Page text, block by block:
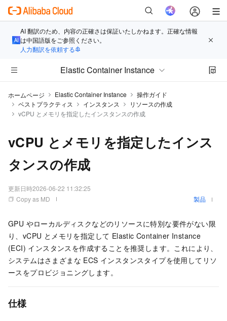
AI 翻訳のため、内容の正確さは保証いたしかねます。正確な情報
は中国語版をご参照ください。
人力翻訳を依頼する
Elastic Container Instance
ホームページ Elastic Container Instance
操作ガイド
ベストプラクティス
インスタンス
リソースの作成
vCPU とメモリを指定したインスタンスの作成
vCPU とメモリを指定したインス
タンスの作成
更新日時2026-06-22 11:32:25
Copy as MD
製品
GPU やローカルディスクなどのリソースに特別な要件がない限
り、vCPU とメモリを指定して Elastic Container Instance
(ECI) インスタンスを作成することを推奨します。これにより、
システムはさまざまな ECS インスタンスタイプを使用してリソ
ースをプロビジョニングします。
仕様